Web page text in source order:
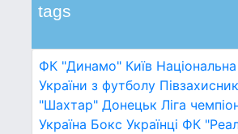
tags
ФК "Динамо" Київ Національна
України з футболу Півзахисник
"Шахтар" Донецьк Ліга
Україна Бокс Українці ФК